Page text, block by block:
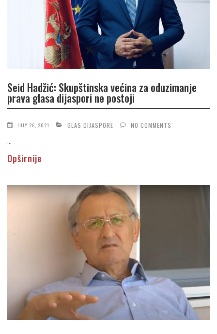
Seid Hadžić: Skupštinska većina za oduzimanje
prava glasa dijaspori ne postoji
JULY 26, 2021 GLAS DIJASPORE NO COMMENTS
...
Opširnije